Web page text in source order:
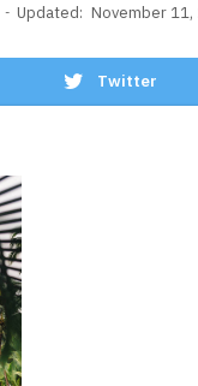
Updated: November
Twitter